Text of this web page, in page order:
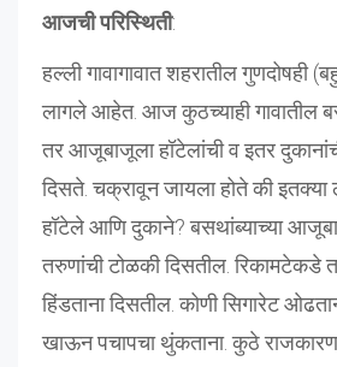
आजची परिस्थिती:
हल्ली गावागावात शहरातील गुणदोषही
लागले आहेत. आज कुठच्याही गावातील
तर आजूबाजूला हॉटेलांची व इतर
दिसते. चक्रावून जायला होते की इतक्या
हॉटेले आणि दुकाने? बसथांब्याच्या
तरुणांची टोळकी दिसतील.
हिंडताना दिसतील. कोणी सिगारेट
खाऊन पचापचा थुंकताना. कुठे